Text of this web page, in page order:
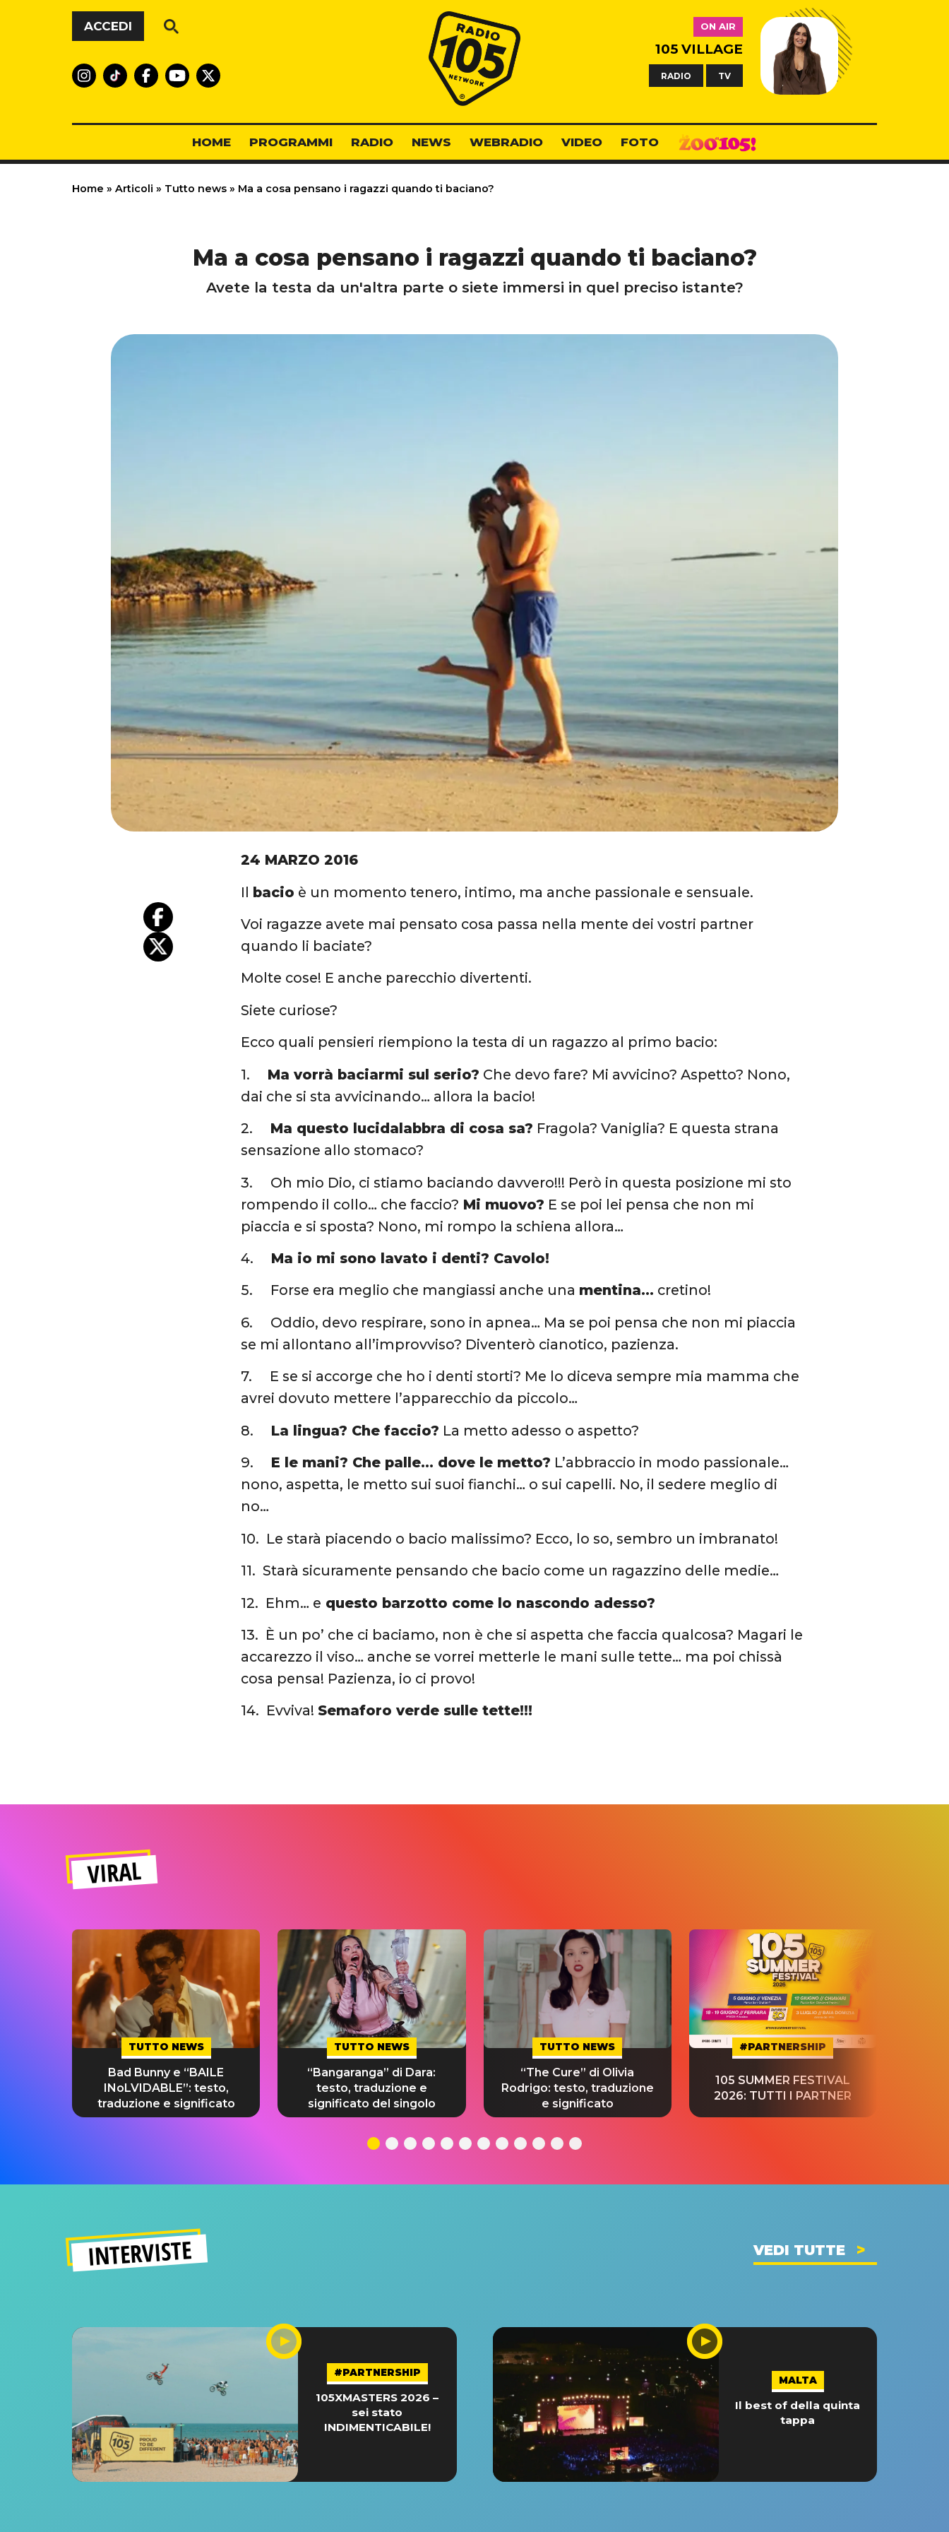
Vai al contenuto
ACCEDI
Radio 105
ON AIR
105 VILLAGE
RADIO TV
HOME PROGRAMMI RADIO NEWS WEBRADIO VIDEO FOTO
Home » Articoli » Tutto news » Ma a cosa pensano i ragazzi quando ti baciano?
Ma a cosa pensano i ragazzi quando ti baciano?
Avete la testa da un'altra parte o siete immersi in quel preciso istante?
24 MARZO 2016
Il bacio è un momento tenero, intimo, ma anche passionale e sensuale.
Voi ragazze avete mai pensato cosa passa nella mente dei vostri partner
quando li baciate?
Molte cose! E anche parecchio divertenti.
Siete curiose?
Ecco quali pensieri riempiono la testa di un ragazzo al primo bacio:
1. Ma vorrà baciarmi sul serio? Che devo fare? Mi avvicino? Aspetto? Nono,
dai che si sta avvicinando… allora la bacio!
2. Ma questo lucidalabbra di cosa sa? Fragola? Vaniglia? E questa strana
sensazione allo stomaco?
3. Oh mio Dio, ci stiamo baciando davvero!!! Però in questa posizione mi sto
rompendo il collo… che faccio? Mi muovo? E se poi lei pensa che non mi
piaccia e si sposta? Nono, mi rompo la schiena allora…
4. Ma io mi sono lavato i denti? Cavolo!
5. Forse era meglio che mangiassi anche una mentina… cretino!
6. Oddio, devo respirare, sono in apnea… Ma se poi pensa che non mi piaccia
se mi allontano all’improvviso? Diventerò cianotico, pazienza.
7. E se si accorge che ho i denti storti? Me lo diceva sempre mia mamma che
avrei dovuto mettere l’apparecchio da piccolo…
8. La lingua? Che faccio? La metto adesso o aspetto?
9. E le mani? Che palle… dove le metto? L’abbraccio in modo passionale…
nono, aspetta, le metto sui suoi fianchi… o sui capelli. No, il sedere meglio di
no…
10. Le starà piacendo o bacio malissimo? Ecco, lo so, sembro un imbranato!
11. Starà sicuramente pensando che bacio come un ragazzino delle medie…
12. Ehm… e questo barzotto come lo nascondo adesso?
13. È un po’ che ci baciamo, non è che si aspetta che faccia qualcosa? Magari le
accarezzo il viso… anche se vorrei metterle le mani sulle tette… ma poi chissà
cosa pensa! Pazienza, io ci provo!
14. Evviva! Semaforo verde sulle tette!!!
VIRAL
TUTTO NEWS
Bad Bunny e “BAILE
INoLVIDABLE”: testo,
traduzione e significato
TUTTO NEWS
“Bangaranga” di Dara:
testo, traduzione e
significato del singolo
TUTTO NEWS
“The Cure” di Olivia
Rodrigo: testo, traduzione
e significato
#PARTNERSHIP
105 SUMMER FESTIVAL
2026: TUTTI I PARTNER
INTERVISTE VEDI TUTTE
#PARTNERSHIP
105XMASTERS 2026 –
sei stato
INDIMENTICABILE!
MALTA
Il best of della quinta
tappa